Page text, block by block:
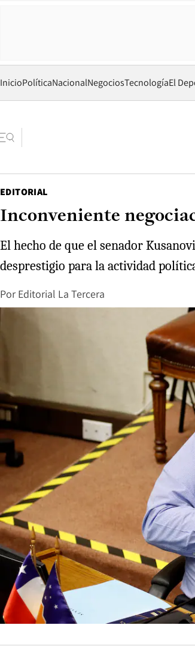
InicioPolíticaNacionalNegociosTecnologíaEl
EDITORIAL
Inconveniente
El hecho de que el senador
desprestigio para la actividad
Por Editorial La Tercera